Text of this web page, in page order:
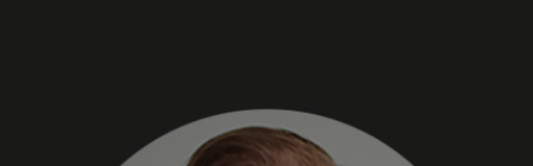
Per il business